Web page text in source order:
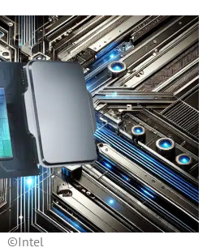
©Intel